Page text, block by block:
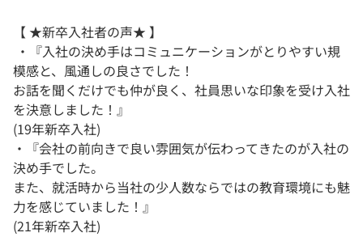
【 ★新卒入社者の声★ 】
・『入社の決め手はコミュニケーションがとりやすい規
模感と、風通しの良さでした！
お話を聞くだけでも仲が良く、社員思いな印象を受け入社
を決意しました！』
(19年新卒入社)
・『会社の前向きで良い雰囲気が伝わってきたのが入社の
決め手でした。
また、就活時から当社の少人数ならではの教育環境にも魅
力を感じていました！』
(21年新卒入社)